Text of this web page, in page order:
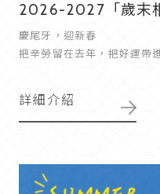
2026-2027「歲末
慶尾牙，迎新春
把辛勞留在去年，把好運帶
詳細介紹